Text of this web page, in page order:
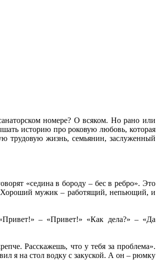
номере? О всяком. Но рано или
историю про роковую любовь, которая
трудовую жизнь, семьянин, заслуженный
«седина в бороду – бес в ребро». Это
Хороший мужик – работящий, непьющий, и
– «Привет!» «Как дела?» – «Да
Расскажешь, что у тебя за проблема».
я на стол водку с закуской. А он – рюмку